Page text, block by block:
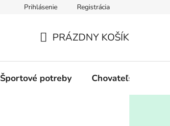
Prihlásenie Registrácia
KOŠÍK
PRÁZDNY KOŠÍK
Športové potreby Chovateľské